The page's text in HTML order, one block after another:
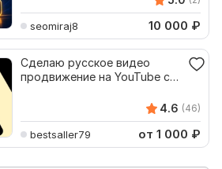
seomiraj8 10 000 ₽
Сделаю русское видео
продвижение на YouTube с
4.6 (46)
bestsaller79 от 1 000 ₽